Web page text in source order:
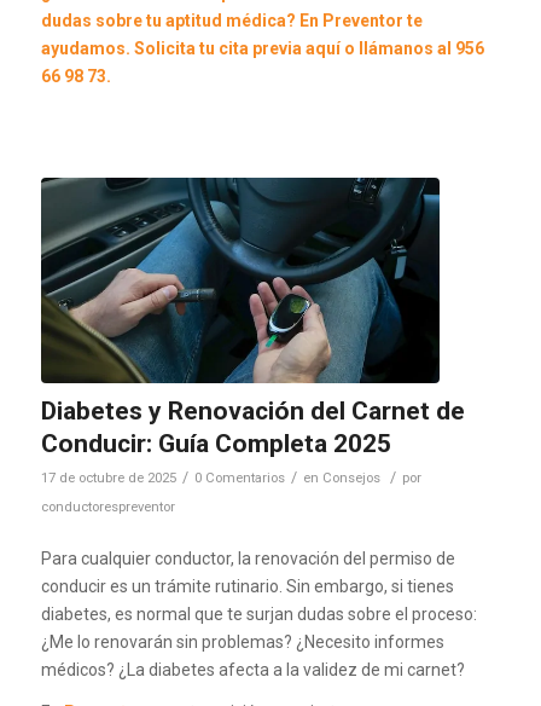
dudas sobre tu aptitud médica? En Preventor te
ayudamos. Solicita tu cita previaaquío llámanos al 956
66 98 73.
Diabetes y Renovación del Carnet de
Conducir: Guía Completa 2025
17 de octubre de 2025 / 0 Comentarios / en Consejos / por
conductorespreventor
Para cualquier conductor, la renovación del permiso de
conducir es un trámite rutinario. Sin embargo, si tienes
diabetes, es normal que te surjan dudas sobre el proceso:
¿Me lo renovarán sin problemas? ¿Necesito informes
médicos? ¿La diabetes afecta a la validez de mi carnet?